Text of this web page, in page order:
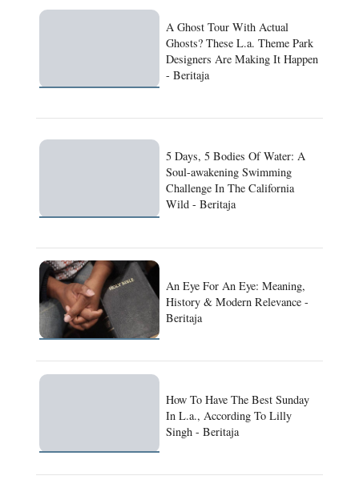
A Ghost Tour With Actual
Ghosts? These L.a. Theme Park
Designers Are Making It Happen
- Beritaja
5 Days, 5 Bodies Of Water: A
Soul-awakening Swimming
Challenge In The California
Wild - Beritaja
An Eye For An Eye: Meaning,
History & Modern Relevance -
Beritaja
How To Have The Best Sunday
In L.a., According To Lilly
Singh - Beritaja